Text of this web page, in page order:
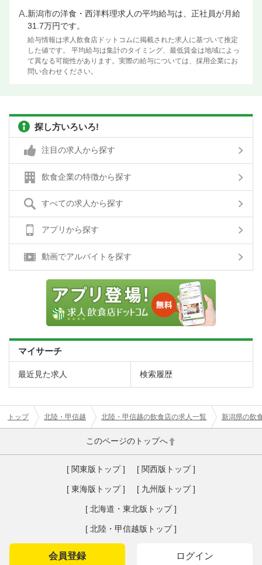
A.新潟市の洋食・西洋料理求人の平均給与は、正社員が月給
31.7万円です。
給与情報は求人飲食店ドットコムに掲載された求人に基づいて推定
した値です。 平均給与は集計のタイミング、最低賃金は地域によっ
て異なる可能性があります。実際の給与については、採用企業にお
問い合わせください。
探し方いろいろ!
注目の求人から探す
飲食企業の特徴から探す
すべての求人から探す
アプリから探す
動画でアルバイトを探す
マイサーチ
最近見た求人 検索履歴
トップ 北陸・甲信越 北陸・甲信越の飲食店の求人一覧 新潟県の飲
このページのトップへ
[ 関東版トップ ] [ 関西版トップ ]
[ 東海版トップ ] [ 九州版トップ ]
[ 北海道・東北版トップ ]
[ 北陸・甲信越版トップ ]
会員登録 ログイン